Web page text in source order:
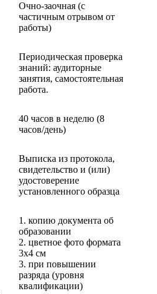
Очно-заочная (с
частичным отрывом от
работы)
Периодическая проверка
знаний: аудиторные
занятия, самостоятельная
работа.
40 часов в неделю (8
часов/день)
Выписка из протокола,
свидетельство и (или)
удостоверение
установленного образца
1. копию документа об
образовании
2. цветное фото формата
3х4 см
3. при повышении
разряда (уровня
квалификации)